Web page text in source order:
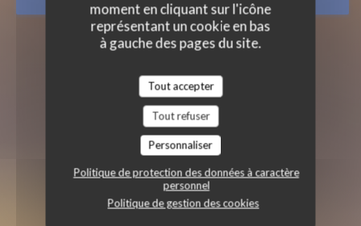
moment en cliquant sur l'icône
représentant un cookie en bas
à gauche des pages du site.
Tout accepter
Tout refuser
Personnaliser
Politique de protection des données à caractère
personnel
Politique de gestion des cookies